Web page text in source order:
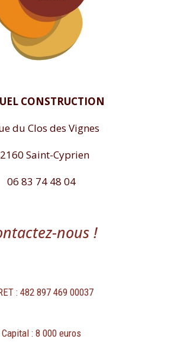
CONSTRUCTION
du Clos des Vignes
Saint-Cyprien
06 83 74 48 04
nous !
: 482 897 469 00037
Capital : 8 000 euros